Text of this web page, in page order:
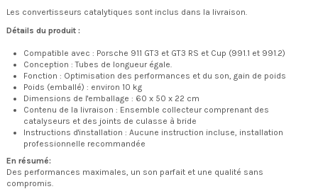
Les convertisseurs catalytiques sont inclus dans la livraison.
Détails du produit :
Compatible avec : Porsche 911 GT3 et GT3 RS et Cup (991.1 et 991.2)
Conception : Tubes de longueur égale.
Fonction : Optimisation des performances et du son, gain de poids
Poids (emballé) : environ 10 kg
Dimensions de l'emballage : 60 x 50 x 22 cm
Contenu de la livraison : Ensemble collecteur comprenant des
catalyseurs et des joints de culasse à bride
Instructions d'installation : Aucune instruction incluse, installation
professionnelle recommandée
En résumé:
Des performances maximales, un son parfait et une qualité sans
compromis.